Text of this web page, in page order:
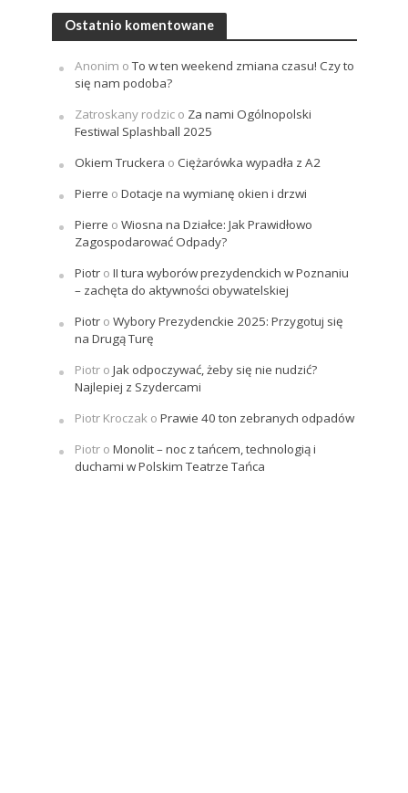
Ostatnio komentowane
Anonim oTo w ten weekend zmiana czasu! Czy to
się nam podoba?
Zatroskany rodzico Za nami Ogólnopolski
Festiwal Splashball 2025
Okiem Truckera o Ciężarówka wypadła z A2
Pierre o Dotacje na wymianę okien i drzwi
Pierre o Wiosna na Działce: Jak Prawidłowo
Zagospodarować Odpady?
Piotro II tura wyborów prezydenckich w Poznaniu
– zachęta do aktywności obywatelskiej
Piotro Wybory Prezydenckie 2025: Przygotuj się
na Drugą Turę
Piotro Jak odpoczywać, żeby się nie nudzić?
Najlepiej z Szydercami
Piotr Kroczako Prawie 40 ton zebranych odpadów
Piotro Monolit – noc z tańcem, technologią i
duchami w Polskim Teatrze Tańca